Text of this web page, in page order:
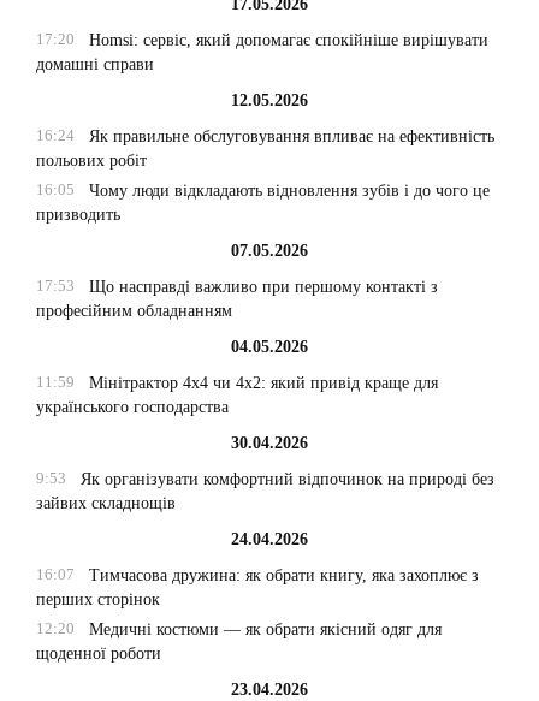
17.05.2026
17:20
Homsi: сервіс, який допомагає спокійніше вирішувати
домашні справи
12.05.2026
16:24
Як правильне обслуговування впливає на ефективність
польових робіт
16:05
Чому люди відкладають відновлення зубів і до чого це
призводить
07.05.2026
17:53
Що насправді важливо при першому контакті з
професійним обладнанням
04.05.2026
11:59
Мінітрактор 4х4 чи 4х2: який привід краще для
українського господарства
30.04.2026
9:53
Як організувати комфортний відпочинок на природі без
зайвих складнощів
24.04.2026
16:07
Тимчасова дружина: як обрати книгу, яка захоплює з
перших сторінок
12:20
Медичні костюми — як обрати якісний одяг для
щоденної роботи
23.04.2026